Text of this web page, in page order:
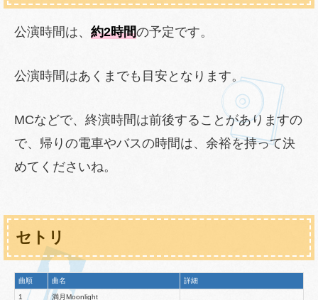
公演時間は、 約2時間の予定です。
公演時間はあくまでも目安となります。
MCなどで、終演時間は前後することがありますの
で、帰りの電車やバスの時間は、余裕を持って決
めてくださいね。
セトリ
曲順 曲名 詳細
1 満月Moonlight